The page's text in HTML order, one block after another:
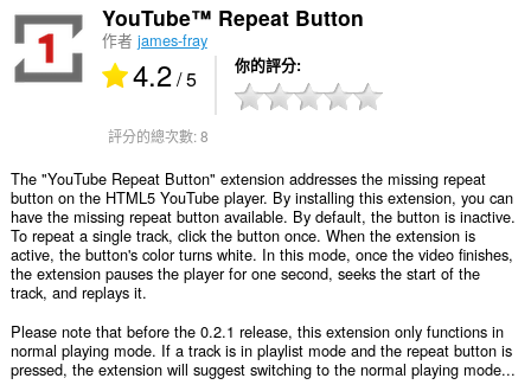
YouTube™ Repeat Button
作者 james-fray
4.2/ 5 你的評分
評分的總次數:8
The "YouTube Repeat Button" extension addresses the missing repeat
button on the HTML5 YouTube player. By installing this extension, you can
have the missing repeat button available. By default, the button is inactive.
To repeat a single track, click the button once. When the extension is
active, the button's color turns white. In this mode, once the video finishes,
the extension pauses the player for one second, seeks the start of the
track, and replays it.
Please note that before the 0.2.1 release, this extension only functions in
normal playing mode. If a track is in playlist mode and the repeat button is
pressed, the extension will suggest switching to the normal playing mode...